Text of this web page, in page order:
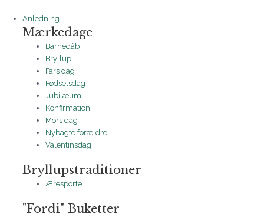
Anledning
Mærkedage
Barnedåb
Bryllup
Fars dag
Fødselsdag
Jubilæum
Konfirmation
Mors dag
Nybagte forældre
Valentinsdag
Bryllupstraditioner
Æresporte
"Fordi" Buketter